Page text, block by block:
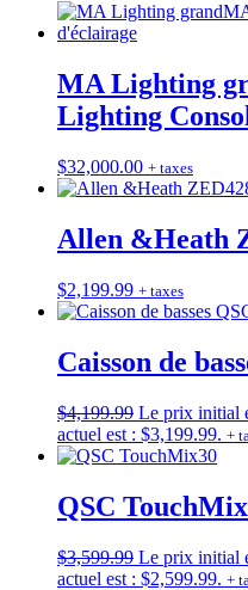
MA Lighting
Lighting
$32,000.00 + taxes
Allen &Heath
$2,199.99 + taxes
Caisson de
$4,199.99 Le prix initial
actuel est : $3,199.99. +
QSC
$3,599.99 Le prix initial
actuel est : $2,599.99. +